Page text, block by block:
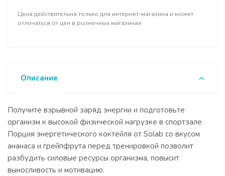
Цена действительна только для интернет-магазина и может
отличаться от цен в розничных магазинах
Описание
Получите взрывной заряд энергии и подготовьте
организм к высокой физической нагрузке в спортзале.
Порция энергетического коктейля от Solab со вкусом
ананаса и грейпфрута перед тренировкой позволит
разбудить силовые ресурсы организма, повысит
выносливость и мотивацию.